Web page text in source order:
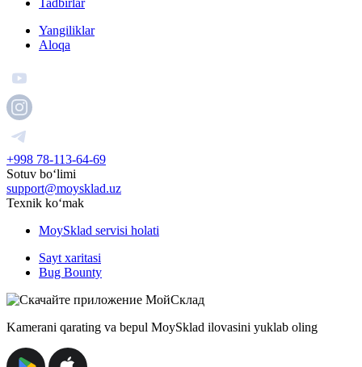
Tadbirlar
Yangiliklar
Aloqa
+998 78-113-64-69
Sotuv boʻlimi
support@moysklad.uz
Texnik koʻmak
MoySklad servisi holati
Sayt xaritasi
Bug Bounty
Kamerani qarating va bepul MoySklad ilovasini yuklab oling